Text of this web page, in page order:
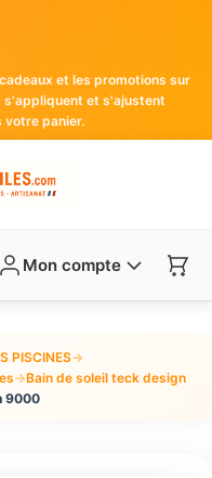
et les promotions sur
s'appliquent et s'ajustent
votre panier.
Mon compte
PISCINES→
→Bain de soleil teck design
9000